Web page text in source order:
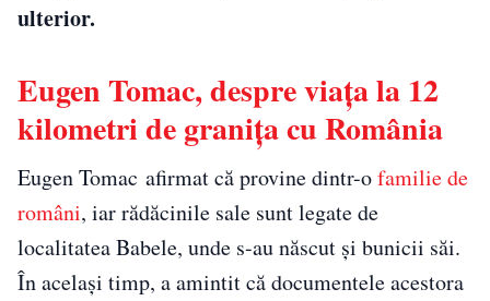
ulterior.
Eugen Tomac, despre viața la 12
kilometri de granița cu România
Eugen Tomac afirmat că provine dintr-ofamilie de
români, iar rădăcinile sale sunt legate de
localitatea Babele, unde s-au născut și bunicii săi.
În același timp, a amintit că documentele acestora